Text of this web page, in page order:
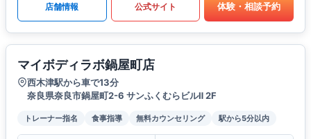
店舗情報 公式サイト 体験・相談予約
マイボディラボ鍋屋町店
西木津駅から車で13分
奈良県奈良市鍋屋町2-6 サンふくむらビルⅡ 2F
トレーナー指名 食事指導 無料カウンセリング 駅から5分以内